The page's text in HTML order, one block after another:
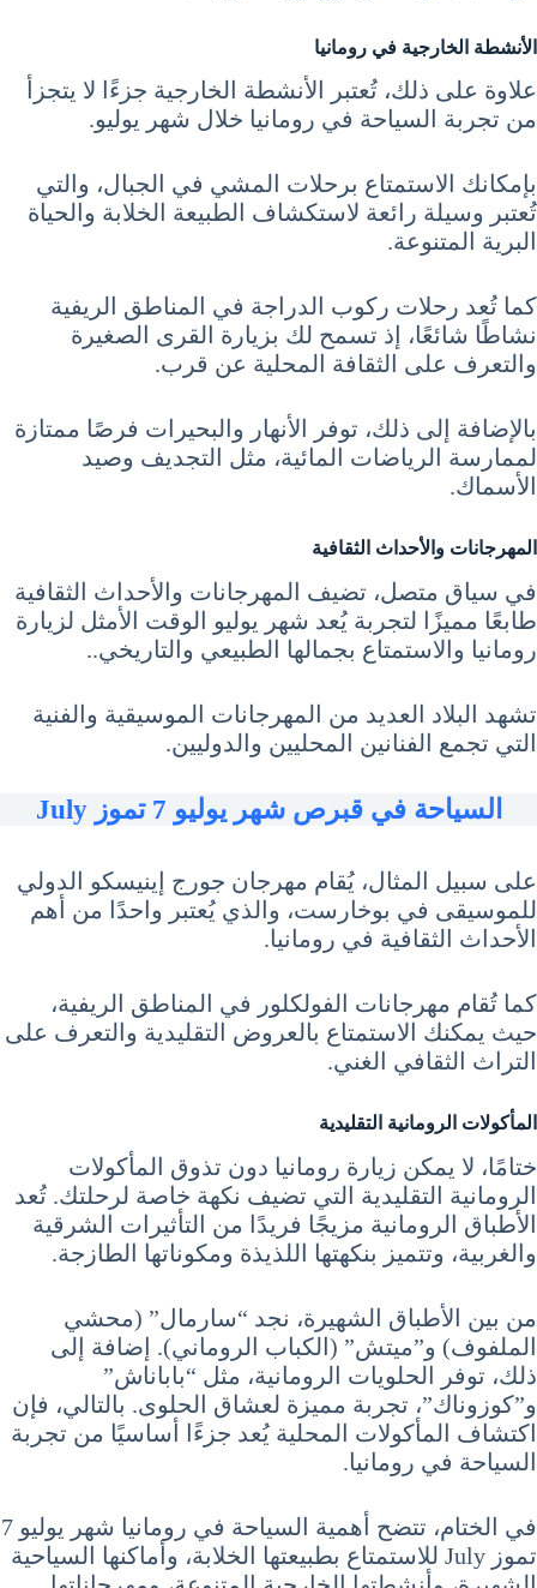
الأنشطة الخارجية في رومانيا
علاوة على ذلك، تُعتبر الأنشطة الخارجية جزءًا لا يتجزأ
من تجربة السياحة في رومانيا خلال شهر يوليو.
بإمكانك الاستمتاع برحلات المشي في الجبال، والتي
تُعتبر وسيلة رائعة لاستكشاف الطبيعة الخلابة والحياة
البرية المتنوعة.
كما تُعد رحلات ركوب الدراجة في المناطق الريفية
نشاطًا شائعًا، إذ تسمح لك بزيارة القرى الصغيرة
والتعرف على الثقافة المحلية عن قرب.
بالإضافة إلى ذلك، توفر الأنهار والبحيرات فرصًا ممتازة
لممارسة الرياضات المائية، مثل التجديف وصيد
الأسماك.
المهرجانات والأحداث الثقافية
في سياق متصل، تضيف المهرجانات والأحداث الثقافية
طابعًا مميزًا لتجربة يُعد شهر يوليو الوقت الأمثل لزيارة
رومانيا والاستمتاع بجمالها الطبيعي والتاريخي..
تشهد البلاد العديد من المهرجانات الموسيقية والفنية
التي تجمع الفنانين المحليين والدوليين.
السياحة في قبرص شهر يوليو 7 تموز July
على سبيل المثال، يُقام مهرجان جورج إينيسكو الدولي
للموسيقى في بوخارست، والذي يُعتبر واحدًا من أهم
الأحداث الثقافية في رومانيا.
كما تُقام مهرجانات الفولكلور في المناطق الريفية،
حيث يمكنك الاستمتاع بالعروض التقليدية والتعرف على
التراث الثقافي الغني.
المأكولات الرومانية التقليدية
ختامًا، لا يمكن زيارة رومانيا دون تذوق المأكولات
الرومانية التقليدية التي تضيف نكهة خاصة لرحلتك. تُعد
الأطباق الرومانية مزيجًا فريدًا من التأثيرات الشرقية
والغربية، وتتميز بنكهتها اللذيذة ومكوناتها الطازجة.
من بين الأطباق الشهيرة، نجد “سارمال” (محشي
الملفوف) و”ميتش” (الكباب الروماني). إضافة إلى
ذلك، توفر الحلويات الرومانية، مثل “باباناش”
و”كوزوناك”، تجربة مميزة لعشاق الحلوى. بالتالي، فإن
اكتشاف المأكولات المحلية يُعد جزءًا أساسيًا من تجربة
السياحة في رومانيا.
في الختام، تتضح أهمية السياحة في رومانيا شهر يوليو 7
تموز July للاستمتاع بطبيعتها الخلابة، وأماكنها السياحية